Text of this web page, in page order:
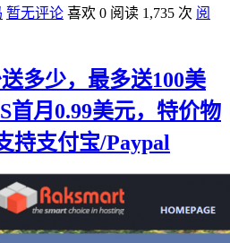
暂无评论 喜欢 0 阅读 1,735 次 阅
多少，最多送100美
首月0.99美元，特价物
持支付宝/Paypal